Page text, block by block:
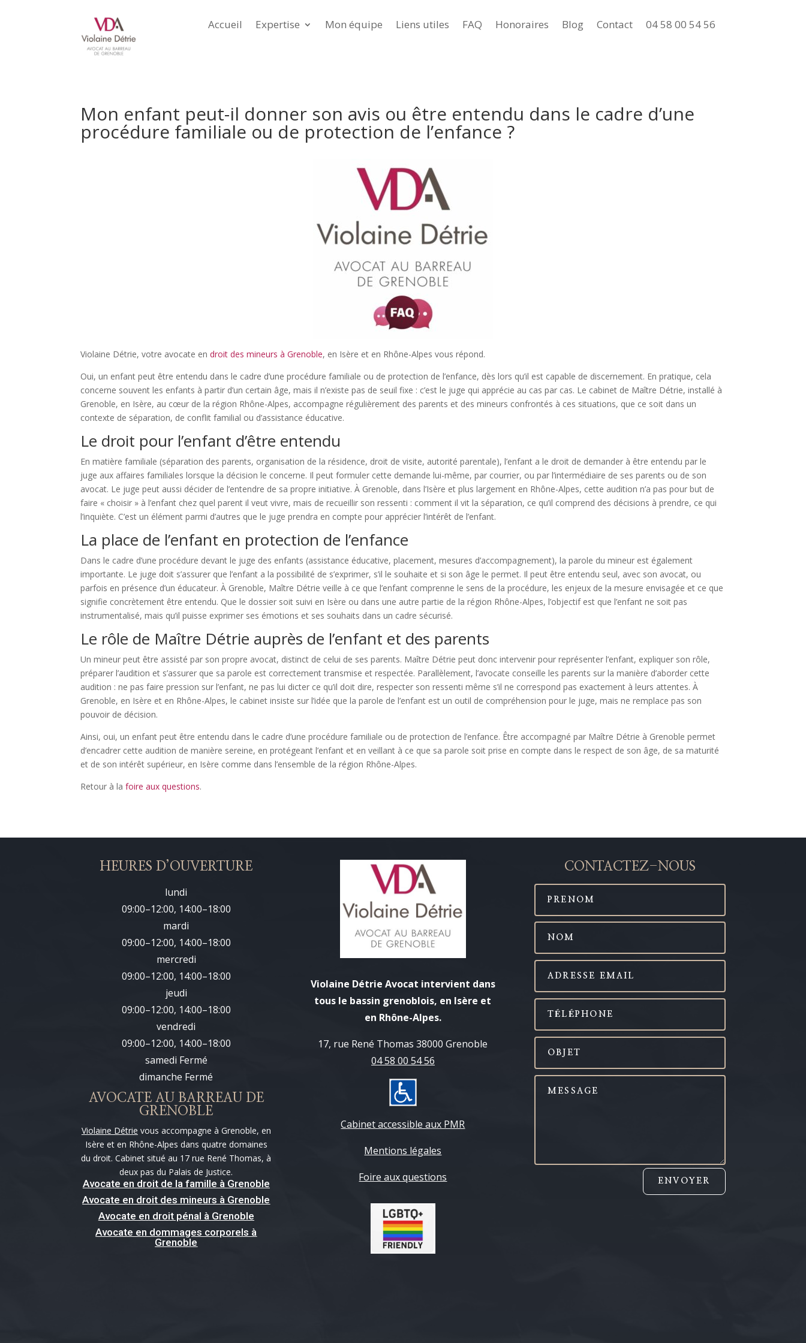
Accueil Expertise Mon équipe Liens utiles FAQ Honoraires Blog Contact 04 58 00 54 56
Mon enfant peut-il donner son avis ou être entendu dans le cadre d’une
procédure familiale ou de protection de l’enfance ?
Violaine Détrie, votre avocate endroit des mineurs à Grenoble, en Isère et en Rhône-Alpes vous répond.
Oui, un enfant peut être entendu dans le cadre d’une procédure familiale ou de protection de l’enfance, dès lors qu’il est capable de discernement. En pratique, cela
concerne souvent les enfants à partir d’un certain âge, mais il n’existe pas de seuil fixe : c’est le juge qui apprécie au cas par cas. Le cabinet de Maître Détrie, installé à
Grenoble, en Isère, au cœur de la région Rhône-Alpes, accompagne régulièrement des parents et des mineurs confrontés à ces situations, que ce soit dans un
contexte de séparation, de conflit familial ou d’assistance éducative.
Le droit pour l’enfant d’être entendu
En matière familiale (séparation des parents, organisation de la résidence, droit de visite, autorité parentale), l’enfant a le droit de demander à être entendu par le
juge aux affaires familiales lorsque la décision le concerne. Il peut formuler cette demande lui-même, par courrier, ou par l’intermédiaire de ses parents ou de son
avocat. Le juge peut aussi décider de l’entendre de sa propre initiative. À Grenoble, dans l’Isère et plus largement en Rhône-Alpes, cette audition n’a pas pour but de
faire « choisir » à l’enfant chez quel parent il veut vivre, mais de recueillir son ressenti : comment il vit la séparation, ce qu’il comprend des décisions à prendre, ce qui
l’inquiète. C’est un élément parmi d’autres que le juge prendra en compte pour apprécier l’intérêt de l’enfant.
La place de l’enfant en protection de l’enfance
Dans le cadre d’une procédure devant le juge des enfants (assistance éducative, placement, mesures d’accompagnement), la parole du mineur est également
importante. Le juge doit s’assurer que l’enfant a la possibilité de s’exprimer, s’il le souhaite et si son âge le permet. Il peut être entendu seul, avec son avocat, ou
parfois en présence d’un éducateur. À Grenoble, Maître Détrie veille à ce que l’enfant comprenne le sens de la procédure, les enjeux de la mesure envisagée et ce que
signifie concrètement être entendu. Que le dossier soit suivi en Isère ou dans une autre partie de la région Rhône-Alpes, l’objectif est que l’enfant ne soit pas
instrumentalisé, mais qu’il puisse exprimer ses émotions et ses souhaits dans un cadre sécurisé.
Le rôle de Maître Détrie auprès de l’enfant et des parents
Un mineur peut être assisté par son propre avocat, distinct de celui de ses parents. Maître Détrie peut donc intervenir pour représenter l’enfant, expliquer son rôle,
préparer l’audition et s’assurer que sa parole est correctement transmise et respectée. Parallèlement, l’avocate conseille les parents sur la manière d’aborder cette
audition : ne pas faire pression sur l’enfant, ne pas lui dicter ce qu’il doit dire, respecter son ressenti même s’il ne correspond pas exactement à leurs attentes. À
Grenoble, en Isère et en Rhône-Alpes, le cabinet insiste sur l’idée que la parole de l’enfant est un outil de compréhension pour le juge, mais ne remplace pas son
pouvoir de décision.
Ainsi, oui, un enfant peut être entendu dans le cadre d’une procédure familiale ou de protection de l’enfance. Être accompagné par Maître Détrie à Grenoble permet
d’encadrer cette audition de manière sereine, en protégeant l’enfant et en veillant à ce que sa parole soit prise en compte dans le respect de son âge, de sa maturité
et de son intérêt supérieur, en Isère comme dans l’ensemble de la région Rhône-Alpes.
Retour à lafoire aux questions.
HEURES D’OUVERTURE
lundi
09:00–12:00, 14:00–18:00
mardi
09:00–12:00, 14:00–18:00
mercredi
09:00–12:00, 14:00–18:00
jeudi
09:00–12:00, 14:00–18:00
vendredi
09:00–12:00, 14:00–18:00
samedi Fermé
dimanche Fermé
AVOCATE AU BARREAU DE
GRENOBLE
Violaine Détrie vous accompagne à Grenoble, en
Isère et en Rhône-Alpes dans quatre domaines
du droit. Cabinet situé au 17 rue René Thomas, à
deux pas du Palais de Justice.
Avocate en droit de la famille à Grenoble
Avocate en droit des mineurs à Grenoble
Avocate en droit pénal à Grenoble
Avocate en dommages corporels à
Grenoble
Violaine Détrie Avocat intervient dans
tous le bassin grenoblois, en Isère et
en Rhône-Alpes.
17, rue René Thomas 38000 Grenoble
04 58 00 54 56
Cabinet accessible aux PMR
Mentions légales
Foire aux questions
CONTACTEZ-NOUS
ENVOYER